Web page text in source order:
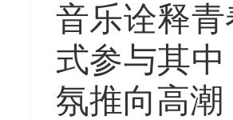
音乐诠释
式参与其
氛推向高